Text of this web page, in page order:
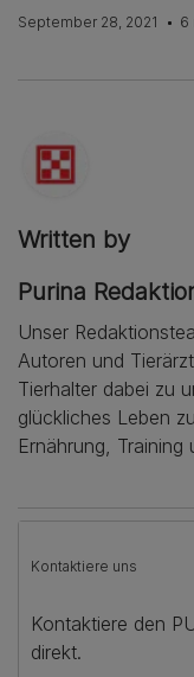
September 28, 2021 6
Written by
Purina
Unser
Autoren und
Tierhalter dabei zu
glückliches Leben
Ernährung, Training
Kontaktiere uns
Kontaktiere den
direkt.